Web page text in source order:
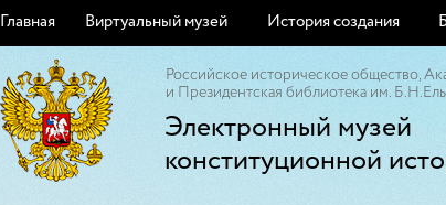
Главная Виртуальный музей История создания
Российское историческое общество,
и Президентская библиотека им.
Электронный музей
конституционной